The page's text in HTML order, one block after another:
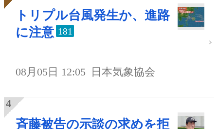
トリプル台風発生か、進路
に注意 181
08月05日 12:05 日本気象協会
斉藤被告の示談の求めを拒